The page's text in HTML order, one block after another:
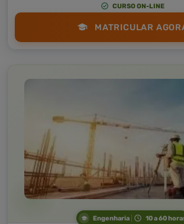
CURSO ON-LINE
MATRICULAR
Engenharia 10 a 60